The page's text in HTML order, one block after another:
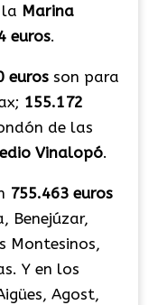
la Marina
euros.
eurosson para
155.172
de las
Vinalopó.
755.463 euros
Benejúzar,
Montesinos,
Y en los
Agost,